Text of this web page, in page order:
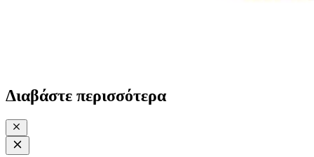
Διαβάστε περισσότερα